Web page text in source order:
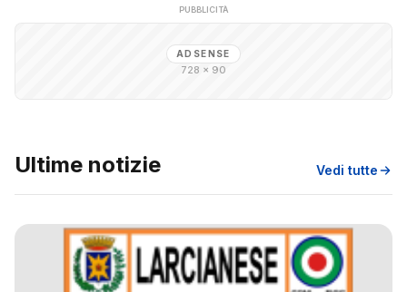
PUBBLICITÀ
ADSENSE
728 × 90
Ultime notizie Vedi tutte